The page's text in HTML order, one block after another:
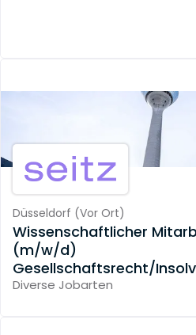
Düsseldorf (Vor Ort)
Wissenschaftlicher
(m/w/d)
Gesellschaftsrecht/
Diverse Jobarten